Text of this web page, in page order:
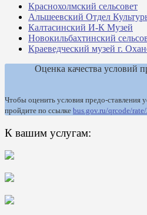
Краснохолмский сельсовет
Альшеевский Отдел
Калтасинский И-К Музей
Новокильбахтинский
Краеведческий музей г.
Оценка качества условий
Чтобы оценить условия предо-ставления
пройдите по ссылке bus.gov.ru/qrcode/
К вашим услугам: